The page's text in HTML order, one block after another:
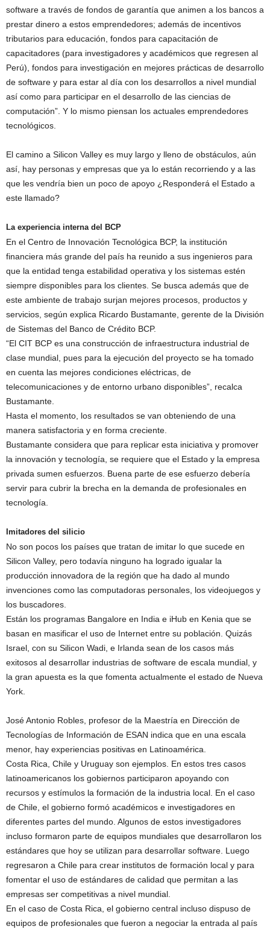
software a través de fondos de garantía que animen a los bancos a
prestar dinero a estos emprendedores; además de incentivos
tributarios para educación, fondos para capacitación de
capacitadores (para investigadores y académicos que regresen al
Perú), fondos para investigación en mejores prácticas de desarrollo
de software y para estar al día con los desarrollos a nivel mundial
así como para participar en el desarrollo de las ciencias de
computación”. Y lo mismo piensan los actuales emprendedores
tecnológicos.
El camino a Silicon Valley es muy largo y lleno de obstáculos, aún
así, hay personas y empresas que ya lo están recorriendo y a las
que les vendría bien un poco de apoyo ¿Responderá el Estado a
este llamado?
La experiencia interna del BCP
En el Centro de Innovación Tecnológica BCP, la institución
financiera más grande del país ha reunido a sus ingenieros para
que la entidad tenga estabilidad operativa y los sistemas estén
siempre disponibles para los clientes. Se busca además que de
este ambiente de trabajo surjan mejores procesos, productos y
servicios, según explica Ricardo Bustamante, gerente de la División
de Sistemas del Banco de Crédito BCP.
“El CIT BCP es una construcción de infraestructura industrial de
clase mundial, pues para la ejecución del proyecto se ha tomado
en cuenta las mejores condiciones eléctricas, de
telecomunicaciones y de entorno urbano disponibles”, recalca
Bustamante.
Hasta el momento, los resultados se van obteniendo de una
manera satisfactoria y en forma creciente.
Bustamante considera que para replicar esta iniciativa y promover
la innovación y tecnología, se requiere que el Estado y la empresa
privada sumen esfuerzos. Buena parte de ese esfuerzo debería
servir para cubrir la brecha en la demanda de profesionales en
tecnología.
Imitadores del silicio
No son pocos los países que tratan de imitar lo que sucede en
Silicon Valley, pero todavía ninguno ha logrado igualar la
producción innovadora de la región que ha dado al mundo
invenciones como las computadoras personales, los videojuegos y
los buscadores.
Están los programas Bangalore en India e iHub en Kenia que se
basan en masificar el uso de Internet entre su población. Quizás
Israel, con su Silicon Wadi, e Irlanda sean de los casos más
exitosos al desarrollar industrias de software de escala mundial, y
la gran apuesta es la que fomenta actualmente el estado de Nueva
York.
José Antonio Robles, profesor de la Maestría en Dirección de
Tecnologías de Información de ESAN indica que en una escala
menor, hay experiencias positivas en Latinoamérica.
Costa Rica, Chile y Uruguay son ejemplos. En estos tres casos
latinoamericanos los gobiernos participaron apoyando con
recursos y estímulos la formación de la industria local. En el caso
de Chile, el gobierno formó académicos e investigadores en
diferentes partes del mundo. Algunos de estos investigadores
incluso formaron parte de equipos mundiales que desarrollaron los
estándares que hoy se utilizan para desarrollar software. Luego
regresaron a Chile para crear institutos de formación local y para
fomentar el uso de estándares de calidad que permitan a las
empresas ser competitivas a nivel mundial.
En el caso de Costa Rica, el gobierno central incluso dispuso de
equipos de profesionales que fueron a negociar la entrada al país